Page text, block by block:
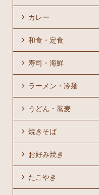
カレー
和食・定食
寿司・海鮮
ラーメン・冷麺
うどん・蕎麦
焼きそば
お好み焼き
たこやき